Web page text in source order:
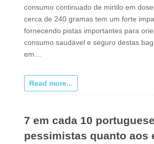
consumo continuado de mirtilo em
cerca de 240 gramas tem um forte
fornecendo pistas importantes para
consumo saudável e seguro destas
em…
Read more...
7 em cada 10
pessimistas quanto aos